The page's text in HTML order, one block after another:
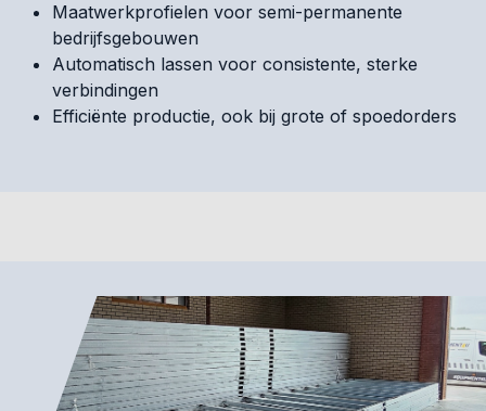
Maatwerkprofielen voor semi-permanente
bedrijfsgebouwen
Automatisch lassen voor consistente, sterke
verbindingen
Efficiënte productie, ook bij grote of spoedorders